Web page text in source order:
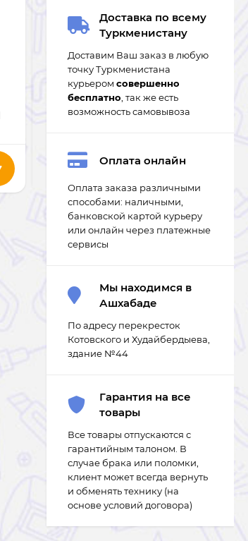
Мышь Green Lion G266 Beetles Metal
В НАЛИЧИИ
289 m
Доставка по всему
Туркменистану
Доставим Ваш заказ в любую
точку Туркменистана
курьером совершенно
бесплатно , так же есть
возможность самовывоза
Оплата онлайн
Оплата заказа различными
способами: наличными,
банковской картой курьеру
или онлайн через платежные
сервисы
Мы находимся в
Ашхабаде
По адресу перекресток
Котовского и Худайбердыева,
здание №44
Гарантия на все
товары
Все товары отпускаются с
гарантийным талоном. В
случае брака или поломки,
клиент может всегда вернуть
и обменять технику (на
основе условий договора)